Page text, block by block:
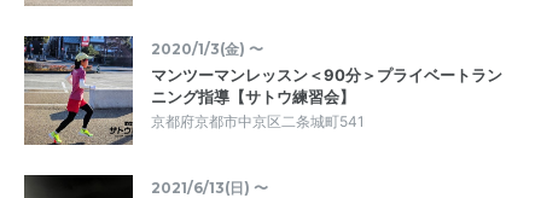
2020/1/3(金) 〜
マンツーマンレッスン＜90分＞プライベートラン
ニング指導【サトウ練習会】
京都府京都市中京区二条城町541
2021/6/13(日) 〜